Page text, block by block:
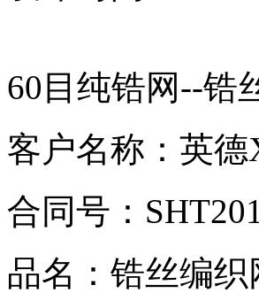
60 目纯锆网--锆
客户名称：英德
合同号：
品名：锆丝编织